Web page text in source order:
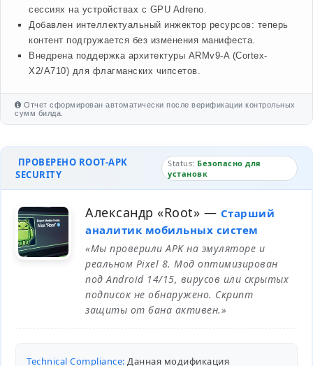
сессиях на устройствах с GPU Adreno.
Добавлен интеллектуальный инжектор ресурсов: теперь
контент подгружается без изменения манифеста.
Внедрена поддержка архитектуры ARMv9-A (Cortex-
X2/A710) для флагманских чипсетов.
Отчет сформирован автоматически после верификации контрольных
сумм билда.
ПРОВЕРЕНО ROOT-APK
SECURITY
Status: Безопасно для
установк
Александр «Root» — Старший
аналитик мобильных систем
«Мы проверили APK на эмуляторе и
реальном Pixel 8. Мод оптимизирован
под Android 14/15, вирусов или скрытых
подписок не обнаружено. Скрипт
защиты от бана активен.»
Technical Compliance: Данная модификация